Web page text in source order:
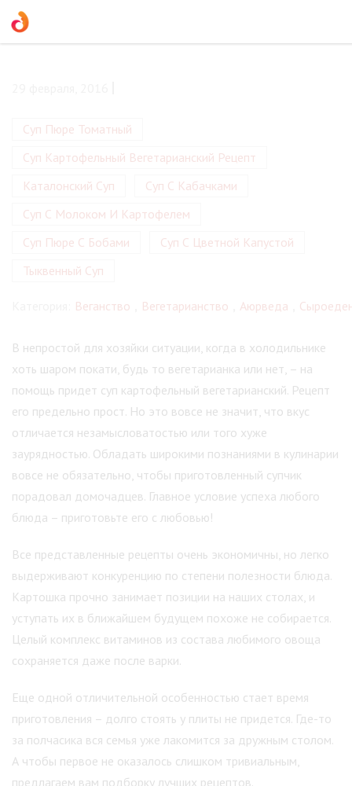
Суп Пюре Томатный
Суп Картофельный Вегетарианский Рецепт
Каталонский Суп
Суп С Кабачками
Суп С Молоком И Картофелем
Суп Пюре С Бобами
Суп С Цветной Капустой
Тыквенный Суп
Веганство Вегетарианство Аюрведа
В непростой для хозяйки ситуации, когда в холодильнике
хоть шаром покати, будь то вегетарианка или нет, – на
помощь придет суп картофельный вегетарианский. Рецепт
его предельно прост. Но это вовсе не значит, что вкус
отличается незамысловатостью или того хуже
заурядностью. Обладать широкими познаниями в кулинарии
вовсе не обязательно, чтобы приготовленный супчик
порадовал домочадцев. Главное условие успеха любого
блюда – приготовьте его с любовью!
Все представленные рецепты очень экономичны, но легко
выдерживают конкуренцию по степени полезности блюда.
Картошка прочно занимает позиции на наших столах, и
уступать их в ближайшем будущем похоже не собирается.
Целый комплекс витаминов из состава любимого овоща
сохраняется даже после варки.
Еще одной отличительной особенностью стает время
приготовления – долго стоять у плиты не придется. Где-то
за полчасика вся семья уже лакомится за дружным столом.
А чтобы первое не оказалось слишком тривиальным,
предлагаем вам подборку лучших рецептов.